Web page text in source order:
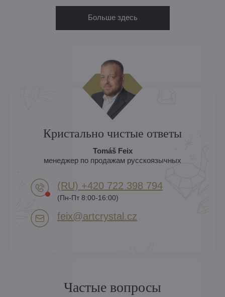
Больше здесь
Кристально чистые ответы
Tomáš Feix
менеджер по продажам русскоязычных
(RU) +420 722 398 794​
(Пн-Пт 8:00-16:00)
feix​@artcrystal​.cz
Частые вопросы